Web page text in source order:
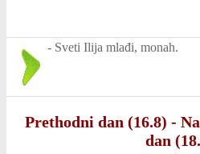
- Sveti Ilija mlađi, monah.
Prethodni dan (16.8) -
dan